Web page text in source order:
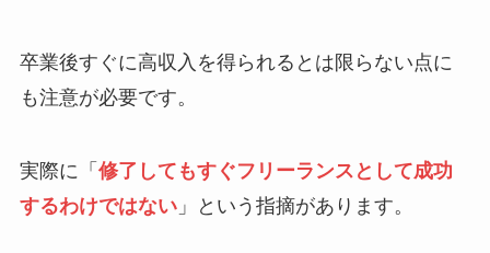
卒業後すぐに高収入を得られるとは限らない点に
も注意が必要です。
実際に「 修了してもすぐフリーランスとして成功
するわけではない」という指摘があります。